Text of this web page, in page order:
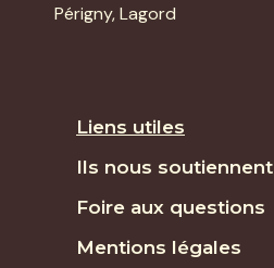
Périgny,Lagord
Liens utiles
Ils nous soutiennent
Foire aux questions
Mentions légales